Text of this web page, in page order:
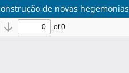
de novas hegemonias